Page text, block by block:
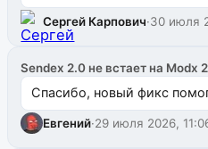
Сергей Карпович·30 июля
Sendex 2.0 не встает на Modx
Спасибо, новый фикс
Евгений·29 июля 2026,